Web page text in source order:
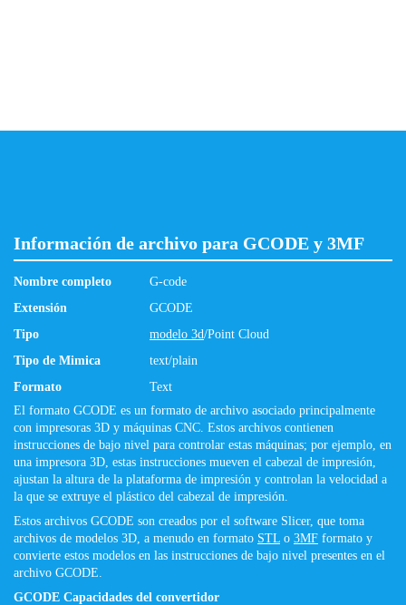
Información de archivo para GCODE y 3MF
Nombre completo
G-code
Extensión
GCODE
Tipo
modelo 3d/Point Cloud
Tipo de Mimica
text/plain
Formato
Text
El formato GCODE es un formato de archivo asociado principalmente
con impresoras 3D y máquinas CNC. Estos archivos contienen
instrucciones de bajo nivel para controlar estas máquinas; por ejemplo, en
una impresora 3D, estas instrucciones mueven el cabezal de impresión,
ajustan la altura de la plataforma de impresión y controlan la velocidad a
la que se extruye el plástico del cabezal de impresión.
Estos archivos GCODE son ​​creados por el software Slicer, que toma
archivos de modelos 3D, a menudo en formato STL o 3MF formato y
convierte estos modelos en las instrucciones de bajo nivel presentes en el
archivo GCODE.
GCODE Capacidades del convertidor